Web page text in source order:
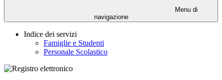
Menu di
navigazione
Indice dei servizi
Famiglie e Studenti
Personale Scolastico